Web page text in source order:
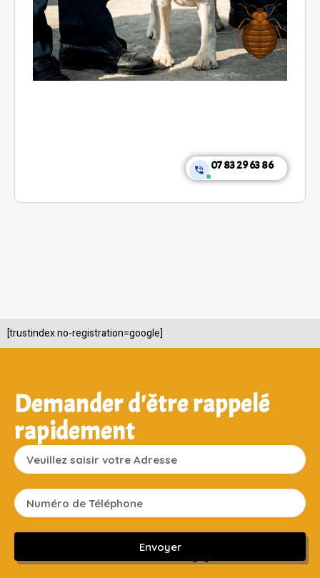
07 83 29 63 86
[trustindex no-registration=google]
Demander d'être rappelé
rapidement
Envoyer
Sans engagement ni frais cachés